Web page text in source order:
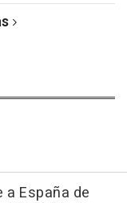
España de